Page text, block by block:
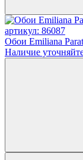
артикул: 86087
Обои Emiliana
Наличие